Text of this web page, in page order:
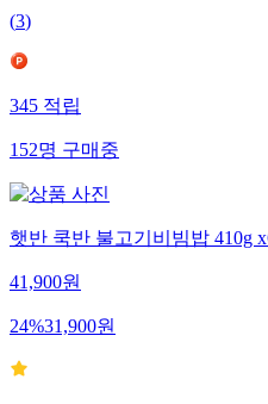
(3)
345적립
152명구매중
햇반 쿡반 불고기비빔밥 410g
41,900원
24%31,900원